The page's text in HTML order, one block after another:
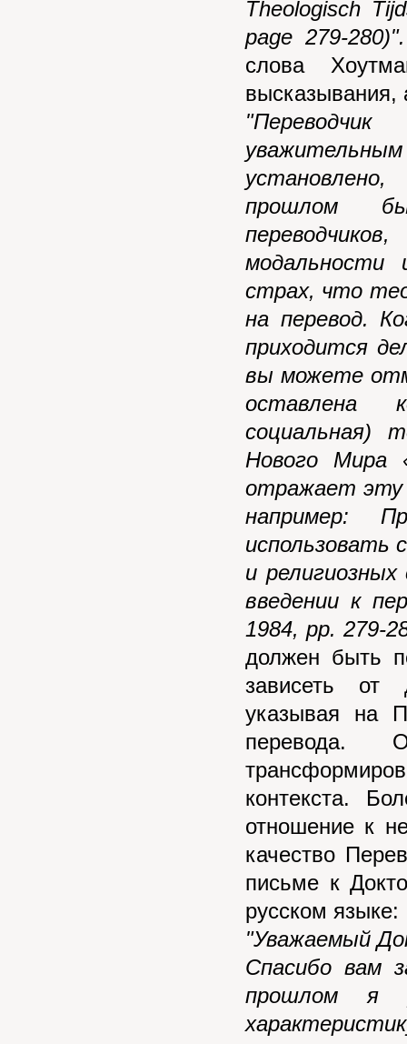
Theologisch
page 279-280)".
слова
высказывания,
прошлом
модальности
страх, что
на перевод.
приходится
вы можете
оставлена
социальная)
Нового Мира
отражает эту
например:
использовать
и
введении к
1984, pp. 279-
должен быть
зависеть от
указывая на
перевода.
контекста.
отношение к
качество
письме к
русском языке:
"Уважаемый
Спасибо вам
прошлом я